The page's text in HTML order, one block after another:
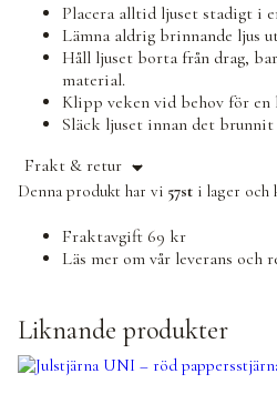
Placera alltid ljuset stadigt i
Lämna aldrig brinnande ljus
Håll ljuset borta från drag,
material.
Klipp veken vid behov för en
Släck ljuset innan det brunnit
Frakt & retur
Denna produkt har vi 57st i lager och
Fraktavgift 69 kr
Läs mer om vår leverans och
Liknande produkter